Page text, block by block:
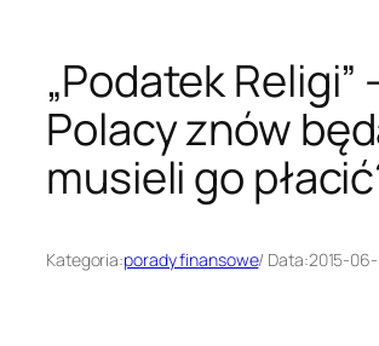
„Podatek Religi”
Polacy znów
musieli go
Kategoria:porady finansowe/ Data:2015-06-